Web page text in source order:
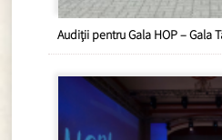
Audiții pentru Gala HOP – Gala